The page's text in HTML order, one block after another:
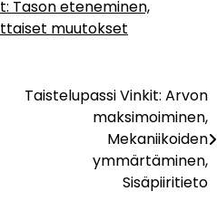
Tason eteneminen,
muutokset
Taistelupassi Vinkit: Arvon
maksimoiminen,
Mekaniikoiden
ymmärtäminen,
Sisäpiiritieto